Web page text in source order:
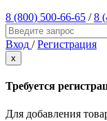
8 (800) 500-66-65 /8
Вход / Регистрация
x
Требуется
Для добавления